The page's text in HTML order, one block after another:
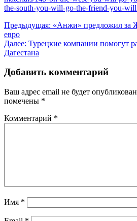
the-south-you-will-go-the-friend-you-
Навигация
по
записям
Предыдущая: «Анжи» предложил за
евро
Далее: Турецкие компании помогут
Дагестана
Добавить комментарий
Ваш адрес email не будет
помечены *
Комментарий *
Имя *